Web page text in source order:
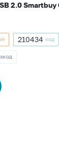
2.0 Smartbuy
Артикул
210434 КОД